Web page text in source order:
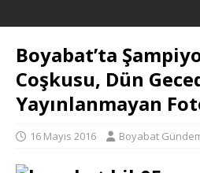
Boyabat’ta
Coşkusu, Dün
Yayınlanmayan
16 Mayıs 2016 Boyabat